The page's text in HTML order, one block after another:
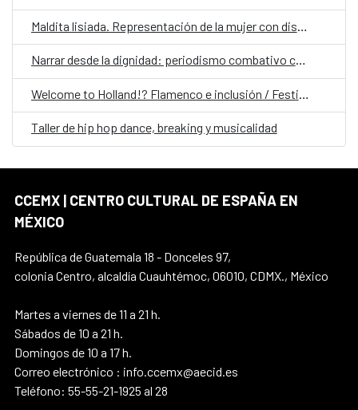
Narrar desde la dignidad: periodismo combativo contra los discursos de odio
Welcome to Holland!? Flamenco e inclusión / Festival Internacional Flamenco MX
Taller de hip hop dance, breaking y musicalidad
CCEMX | CENTRO CULTURAL DE ESPAÑA EN
MÉXICO
República de Guatemala 18 - Donceles 97,
colonia Centro, alcaldía Cuauhtémoc, 06010, CDMX., México
Martes a viernes de 11 a 21 h.
Sábados de 10 a 21 h.
Domingos de 10 a 17 h.
Correo electrónico : info.ccemx@aecid.es
Teléfono: 55-55-21-1925 al 28